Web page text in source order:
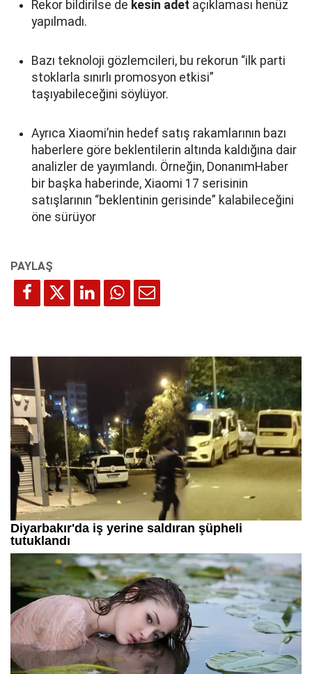
Rekor bildirilse de kesin adet açıklaması henüz
yapılmadı.
Bazı teknoloji gözlemcileri, bu rekorun “ilk parti
stoklarla sınırlı promosyon etkisi”
taşıyabileceğini söylüyor.
Ayrıca Xiaomi’nin hedef satış rakamlarının bazı
haberlere göre beklentilerin altında kaldığına dair
analizler de yayımlandı. Örneğin, DonanımHaber
bir başka haberinde, Xiaomi 17 serisinin
satışlarının “beklentinin gerisinde” kalabileceğini
öne sürüyor